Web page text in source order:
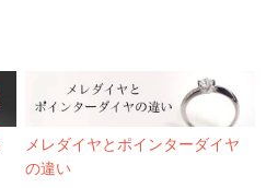
メレダイヤとポインターダイヤ
の違い